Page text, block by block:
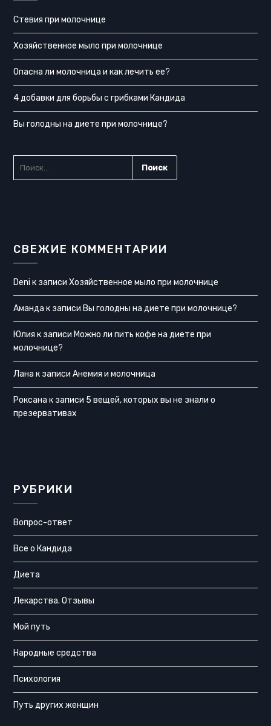
Стевия при молочнице
Хозяйственное мыло при молочнице
Опасна ли молочница и как лечить ее?
4 добавки для борьбы с грибками Кандида
Вы голодны на диете при молочнице?
СВЕЖИЕ КОММЕНТАРИИ
Deni к записиХозяйственное мыло при молочнице
Аманда к записи Вы голодны на диете при молочнице?
Юлия к записи Можно ли пить кофе на диете при
молочнице?
Лана к записиАнемия и молочница
Роксана к записи 5 вещей, которых вы не знали о
презервативах
РУБРИКИ
Вопрос-ответ
Все о Кандида
Диета
Лекарства. Отзывы
Мой путь
Народные средства
Психология
Путь других женщин